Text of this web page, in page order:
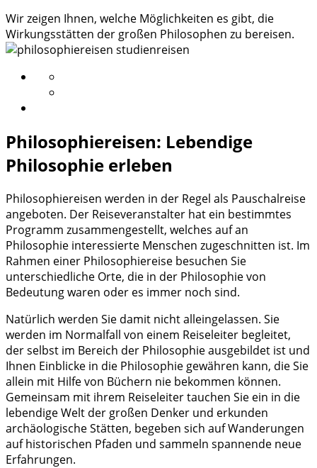
Wir zeigen Ihnen, welche Möglichkeiten es gibt, die
Wirkungsstätten der großen Philosophen zu bereisen.
Philosophiereisen: Lebendige
Philosophie erleben
Philosophiereisen werden in der Regel als Pauschalreise
angeboten. Der Reiseveranstalter hat ein bestimmtes
Programm zusammengestellt, welches auf an
Philosophie interessierte Menschen zugeschnitten ist. Im
Rahmen einer Philosophiereise besuchen Sie
unterschiedliche Orte, die in der Philosophie von
Bedeutung waren oder es immer noch sind.
Natürlich werden Sie damit nicht alleingelassen. Sie
werden im Normalfall von einem Reiseleiter begleitet,
der selbst im Bereich der Philosophie ausgebildet ist und
Ihnen Einblicke in die Philosophie gewähren kann, die Sie
allein mit Hilfe von Büchern nie bekommen können.
Gemeinsam mit ihrem Reiseleiter tauchen Sie ein in die
lebendige Welt der großen Denker und erkunden
archäologische Stätten, begeben sich auf Wanderungen
auf historischen Pfaden und sammeln spannende neue
Erfahrungen.